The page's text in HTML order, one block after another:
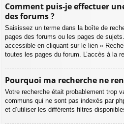
Comment puis-je effectuer
des forums ?
Saisissez un terme dans la boîte de
pages des forums ou les pages de
accessible en cliquant sur le lien «
toutes les pages du forum. L’accès à la
Pourquoi ma recherche ne
Votre recherche était probablement trop
communs qui ne sont pas indexés par
et d’utiliser les différents filtres